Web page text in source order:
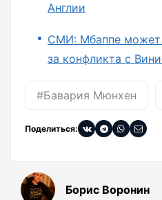
Англии
СМИ: Мбаппе может
за конфликта с
#Бавария Мюнхен
Поделиться:
Борис Воронин